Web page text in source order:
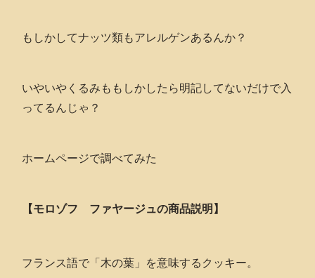
もしかしてナッツ類もアレルゲンあるんか？
いやいやくるみももしかしたら明記してないだけで入
ってるんじゃ？
ホームページで調べてみた
【モロゾフ ファヤージュの商品説明】
フランス語で「木の葉」を意味するクッキー。